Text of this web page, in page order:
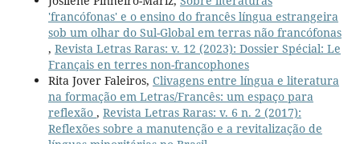
'francófonas' e o ensino do francês língua estrangeira
sob um olhar do Sul-Global em terras não francófonas
, Revista Letras Raras: v. 12 (2023): Dossier Spécial: Le
Français en terres non-francophones
Rita Jover Faleiros, Clivagens entre língua e literatura
na formação em Letras/Francês: um espaço para
reflexão , Revista Letras Raras: v. 6 n. 2 (2017):
Reflexões sobre a manutenção e a revitalização de